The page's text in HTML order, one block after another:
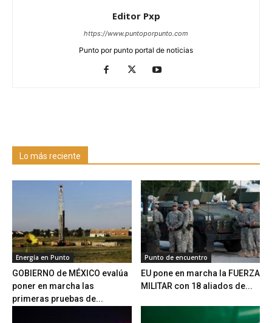
Editor Pxp
https://www.puntoporpunto.com
Punto por punto portal de noticias
Lo más reciente
Energía en Punto
GOBIERNO de MÉXICO evalúa
poner en marcha las
primeras pruebas de...
Punto de encuentro
EU pone en marcha la FUERZA
MILITAR con 18 aliados de...